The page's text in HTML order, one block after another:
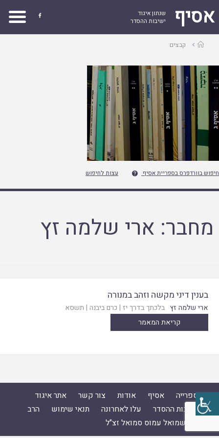
אסיף
שנתון איגוד
ישיבות ההסדר

עמודקבצים
חיפוש בוורדפרס בספריית אסיף  עצות לחיפוש
מחבר: ארי שלמה זץ
בענין דיני מקשה וזהב במנורה
ארי שלמה זץ בלכתך בדרך יז | כרם ביבנה | תשסא
קריאת המאמר
ספרייה אסיף אודות צור קשר
אתר איגוד
ישיבות ההסדר
עלו לאחרונה תנאי שימוש
הרב
ד"ר שמואל עמוס סמואל זצ"ל